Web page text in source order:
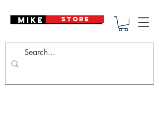
Mike Deodato
STORE